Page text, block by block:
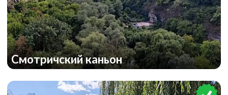
Смотричский каньон